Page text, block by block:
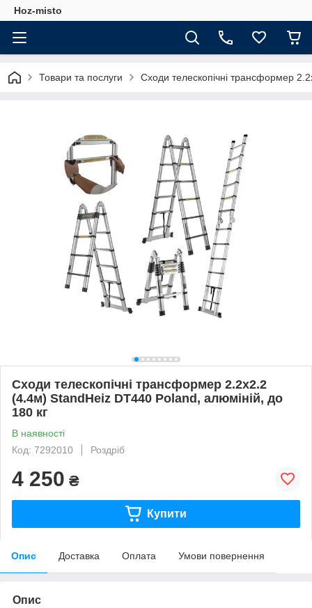
Hoz-misto
Товари та послуги Сходи телескопічні трансформер
Сходи телескопічні трансформер 2.2х2.2
(4.4м) StandHeiz DT440 Poland, алюміній, до
180 кг
В наявності
Код: 7292010
Роздріб
4 250 ₴
Купити
Опис Доставка Оплата Умови повернення
Опис